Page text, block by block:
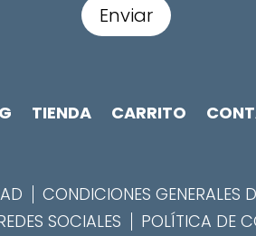
Enviar
TIENDA CARRITO
CONDICIONES GENERALES
SOCIALES
POLÍTICA DE